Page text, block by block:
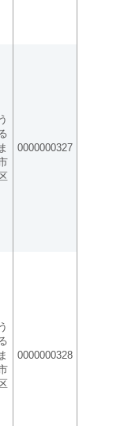
う
ま
区
0000000327
う
ま
区
0000000328